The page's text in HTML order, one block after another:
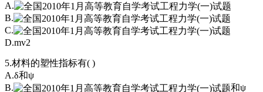
A.
B.
C.
5.材料的塑性指标有( )
A.δ和ψ
B.
和ψ